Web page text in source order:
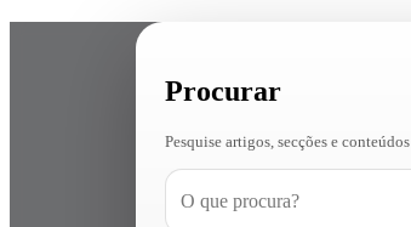
Procurar
Pesquise artigos, secções e conteúdos